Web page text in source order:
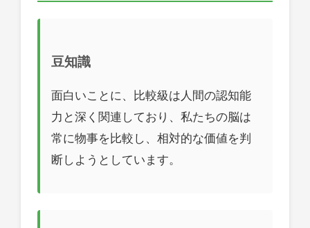
豆知識
面白いことに、比較級は人間の認知能
力と深く関連しており、私たちの脳は
常に物事を比較し、相対的な価値を判
断しようとしています。